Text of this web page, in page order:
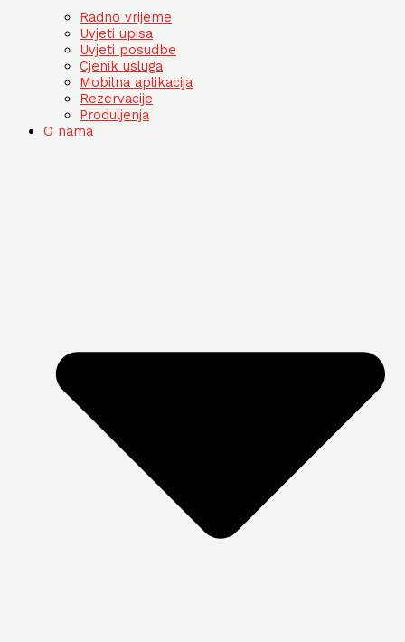
Radno vrijeme
Uvjeti upisa
Uvjeti posudbe
Cjenik usluga
Mobilna aplikacija
Rezervacije
Produljenja
O nama